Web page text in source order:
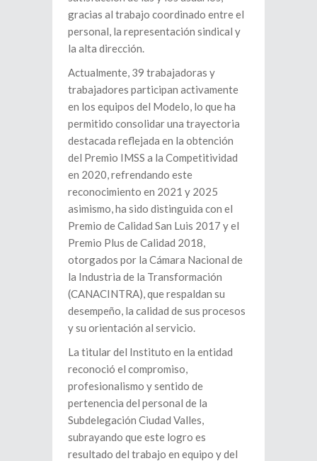
gracias al trabajo coordinado entre el
personal, la representación sindical y
la alta dirección.
Actualmente, 39 trabajadoras y
trabajadores participan activamente
en los equipos del Modelo, lo que ha
permitido consolidar una trayectoria
destacada reflejada en la obtención
del Premio IMSS a la Competitividad
en 2020, refrendando este
reconocimiento en 2021 y 2025
asimismo, ha sido distinguida con el
Premio de Calidad San Luis 2017 y el
Premio Plus de Calidad 2018,
otorgados por la Cámara Nacional de
la Industria de la Transformación
(CANACINTRA), que respaldan su
desempeño, la calidad de sus procesos
y su orientación al servicio.
La titular del Instituto en la entidad
reconoció el compromiso,
profesionalismo y sentido de
pertenencia del personal de la
Subdelegación Ciudad Valles,
subrayando que este logro es
resultado del trabajo en equipo y del